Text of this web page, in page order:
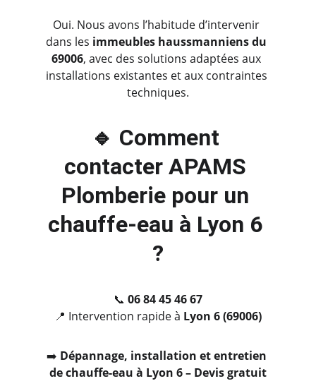
Oui. Nous avons l’habitude d’intervenir
dans les immeubles haussmanniens du
69006, avec des solutions adaptées aux
installations existantes et aux contraintes
techniques.
🔹 Comment
contacter APAMS
Plomberie pour un
chauffe-eau à Lyon 6
?
📞 06 84 45 46 67
📍 Intervention rapide à Lyon 6 (69006)
➡️ Dépannage, installation et entretien
de chauffe-eau à Lyon 6 – Devis gratuit